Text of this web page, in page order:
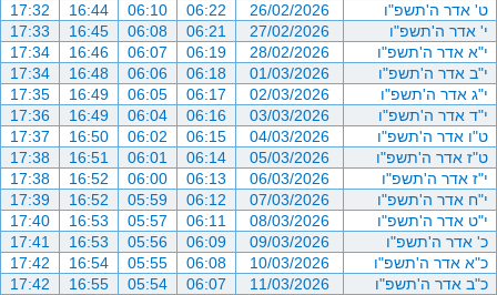
ט' אדר ה'תשפ"ו
26/02/2026
06:22
06:10
16:44
17:32
י' אדר ה'תשפ"ו
27/02/2026
06:21
06:08
16:45
17:33
י"א אדר ה'תשפ"ו
28/02/2026
06:19
06:07
16:46
17:34
י"ב אדר ה'תשפ"ו
01/03/2026
06:18
06:06
16:48
17:34
י"ג אדר ה'תשפ"ו
02/03/2026
06:17
06:05
16:49
17:35
י"ד אדר ה'תשפ"ו
03/03/2026
06:16
06:04
16:49
17:36
ט"ו אדר ה'תשפ"ו
04/03/2026
06:15
06:02
16:50
17:37
ט"ז אדר ה'תשפ"ו
05/03/2026
06:14
06:01
16:51
17:38
י"ז אדר ה'תשפ"ו
06/03/2026
06:13
06:00
16:52
17:38
י"ח אדר ה'תשפ"ו
07/03/2026
06:12
05:59
16:52
17:39
י"ט אדר ה'תשפ"ו
08/03/2026
06:11
05:57
16:53
17:40
כ' אדר ה'תשפ"ו
09/03/2026
06:09
05:56
16:53
17:41
כ"א אדר ה'תשפ"ו
10/03/2026
06:08
05:55
16:54
17:42
כ"ב אדר ה'תשפ"ו
11/03/2026
06:07
05:54
16:55
17:42